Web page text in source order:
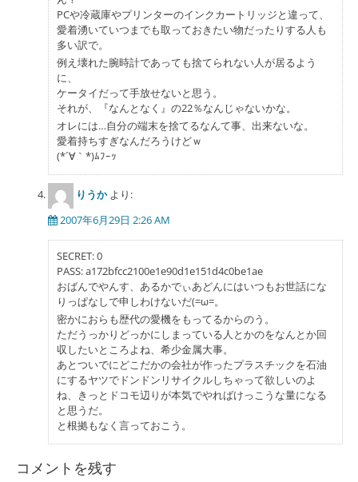
PCや冷蔵庫やプリンターのインクカートリッジと違って、
愛着湧いていつまでも取っておきたい物だったりする人も
多い訳で。
例え壊れた腕時計であっても捨てられない人が居るよう
に、
ケータイだって手放せないと思う。
それが、『なんとなく』の22％なんじゃないかな。
オレには…自分の端末を捨てるなんて事、出来ないな。
愛着持ちすぎなんだろうけどｗ
(*´∀｀*)ﾑﾌｰｯ
りうか より:
2007年6月29日 2:26 AM
SECRET: 0
PASS: a172bfcc2100e1e90d1e151d4c0be1ae
おばんでやんす、あるかでぃあどんにはいつもお世話にな
りっぱなしで申しわけないだ(=ω=。
密かにおらも歴代の愛機をもってるからのう。
ただうっかりどっかにしまっている人とかのをなんとか回
収したいところよね、希少金属大事。
あとついでにどこだかの会社が作ったプラスチックを石油
にするヤツでドンドンリサイクルしちゃって欲しいのよ
ね、きっとドコモ辺りが本気でやればけっこうな量になる
と思うだ。
と根拠もなく言っておこう。
コメントを残す